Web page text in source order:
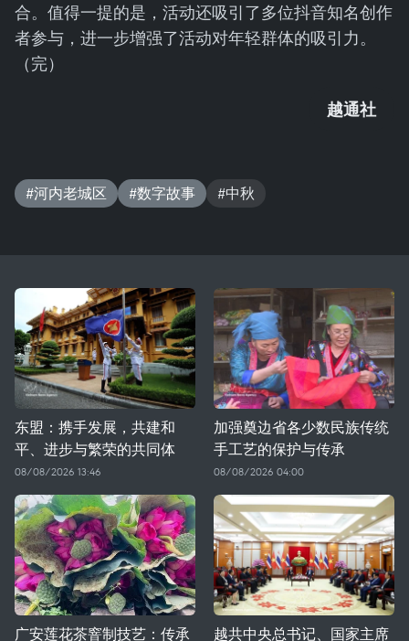
合。值得一提的是，活动还吸引了多位抖音知名创作
者参与，进一步增强了活动对年轻群体的吸引力。
（完）
越通社
#河内老城区 #数字故事 #中秋
东盟：携手发展，共建和
平、进步与繁荣的共同体
08/08/2026 13:46
加强奠边省各少数民族传统
手工艺的保护与传承
08/08/2026 04:00
广安莲花茶窨制技艺：传承 越共中央总书记、国家主席